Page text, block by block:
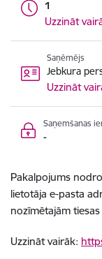
1
Uzzināt
Saņēmējs
Jebkura
Uzzināt
Saņemšanas
-
Pakalpojums
lietotāja e-pasta
nozīmētajām
Uzzināt vairāk: